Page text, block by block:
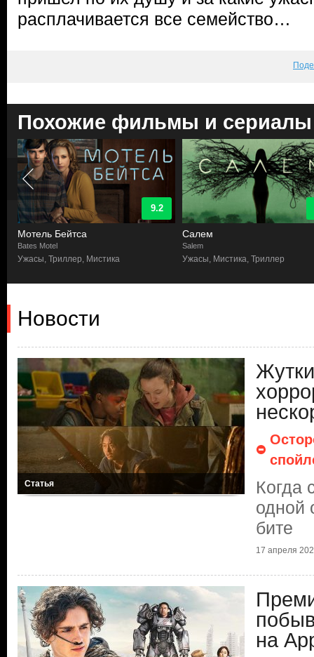
расплачивается все семейство…
Похожие фильмы и сериалы
9.2
Мотель Бейтса
Bates Motel
Ужасы, Триллер, Мистика
Салем
Salem
Ужасы, Мистика, Триллер
Новости
Статья
Когда
одной
бите
17 апреля
на